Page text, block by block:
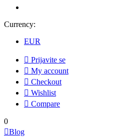
Currency:
EUR
 Prijavite se
 My account
 Checkout
 Wishlist
 Compare
0
Blog